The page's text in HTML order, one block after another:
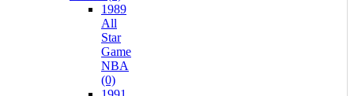
1989
All
Star
Game
NBA
(0)